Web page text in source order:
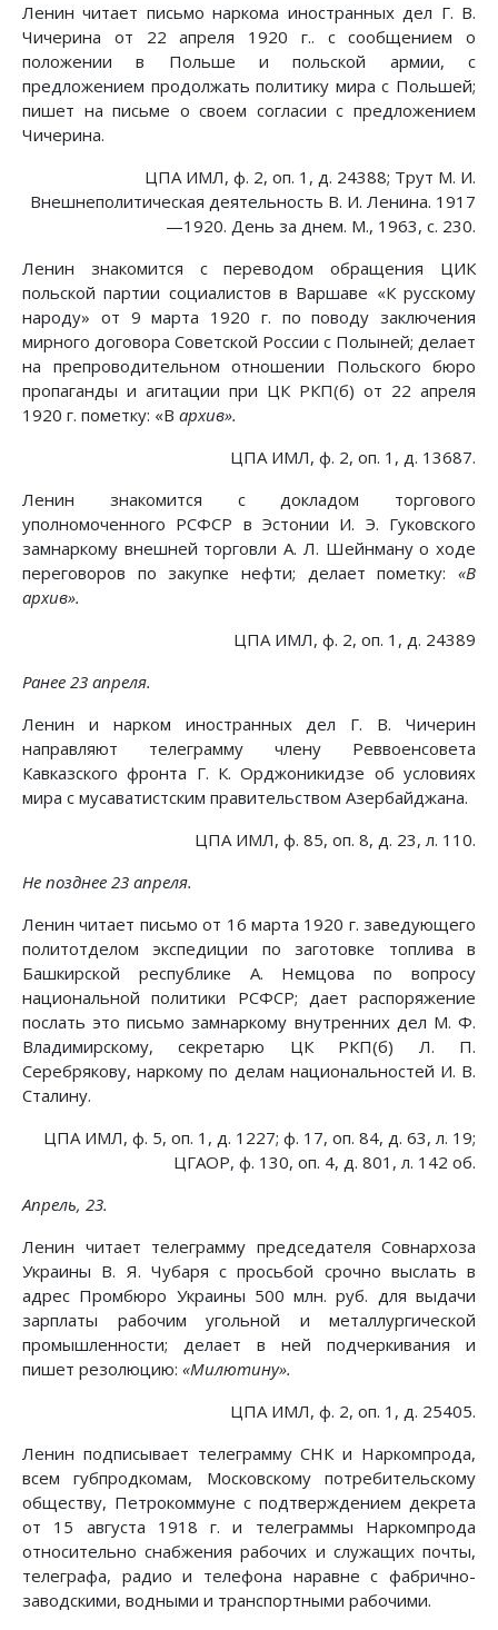
Ленин читает письмо наркома иностранных дел Г. В.
Чичерина от 22 апреля 1920 г.. с сообщением о
положении в Польше и польской армии, с
предложением продолжать политику мира с Польшей;
пишет на письме о своем согласии с предложением
Чичерина.
ЦПА ИМЛ, ф. 2, оп. 1, д. 24388; Трут М. И.
Внешнеполитическая деятельность В. И. Ленина. 1917
—1920. День за днем. М., 1963, с. 230.
Ленин знакомится с переводом обращения ЦИК
польской партии социалистов в Варшаве «К русскому
народу» от 9 марта 1920 г. по поводу заключения
мирного договора Советской России с Полыней; делает
на препроводительном отношении Польского бюро
пропаганды и агитации при ЦК РКП(б) от 22 апреля
1920 г. пометку: «В архив».
ЦПА ИМЛ, ф. 2, оп. 1, д. 13687.
Ленин знакомится с докладом торгового
уполномоченного РСФСР в Эстонии И. Э. Гуковского
замнаркому внешней торговли А. Л. Шейнману о ходе
переговоров по закупке нефти; делает пометку: «В
архив».
ЦПА ИМЛ, ф. 2, оп. 1, д. 24389
Ранее 23 апреля.
Ленин и нарком иностранных дел Г. В. Чичерин
направляют телеграмму члену Реввоенсовета
Кавказского фронта Г. К. Орджоникидзе об условиях
мира с мусаватистским правительством Азербайджана.
ЦПА ИМЛ, ф. 85, оп. 8, д. 23, л. 110.
Не позднее 23 апреля.
Ленин читает письмо от 16 марта 1920 г. заведующего
политотделом экспедиции по заготовке топлива в
Башкирской республике А. Немцова по вопросу
национальной политики РСФСР; дает распоряжение
послать это письмо замнаркому внутренних дел М. Ф.
Владимирскому, секретарю ЦК РКП(б) Л. П.
Серебрякову, наркому по делам национальностей И. В.
Сталину.
ЦПА ИМЛ, ф. 5, оп. 1, д. 1227; ф. 17, оп. 84, д. 63, л. 19;
ЦГАОР, ф. 130, оп. 4, д. 801, л. 142 об.
Апрель, 23.
Ленин читает телеграмму председателя Совнархоза
Украины В. Я. Чубаря с просьбой срочно выслать в
адрес Промбюро Украины 500 млн. руб. для выдачи
зарплаты рабочим угольной и металлургической
промышленности; делает в ней подчеркивания и
пишет резолюцию: «Милютину».
ЦПА ИМЛ, ф. 2, оп. 1, д. 25405.
Ленин подписывает телеграмму СНК и Наркомпрода,
всем губпродкомам, Московскому потребительскому
обществу, Петрокоммуне с подтверждением декрета
от 15 августа 1918 г. и телеграммы Наркомпрода
относительно снабжения рабочих и служащих почты,
телеграфа, радио и телефона наравне с фабрично-
заводскими, водными и транспортными рабочими.